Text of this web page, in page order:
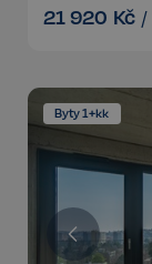
21 920 Kč /
Byty 1+kk